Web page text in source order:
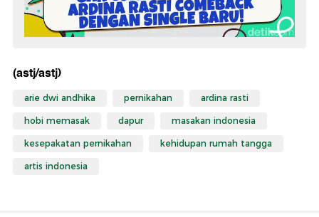
(astj/astj)
arie dwi andhika pernikahan ardina rasti
hobi memasak dapur masakan indonesia
kesepakatan pernikahan kehidupan rumah tangga
artis indonesia